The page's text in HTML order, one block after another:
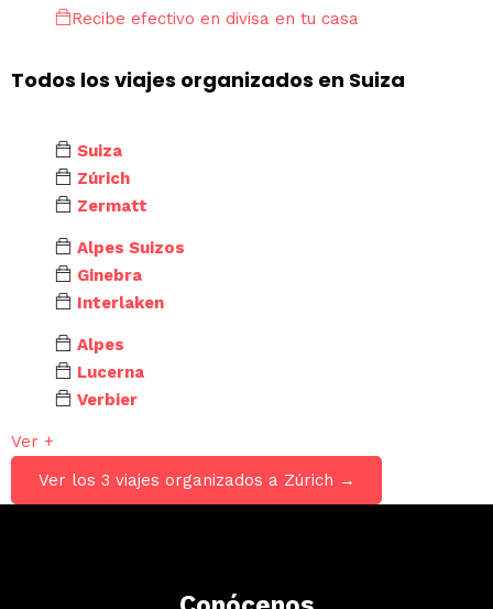
Recibe efectivo en divisa en tu casa
Todos los viajes organizados en Suiza
Suiza
Zúrich
Zermatt
Alpes Suizos
Ginebra
Interlaken
Alpes
Lucerna
Verbier
Ver +
Ver los 3 viajes organizados a Zúrich →